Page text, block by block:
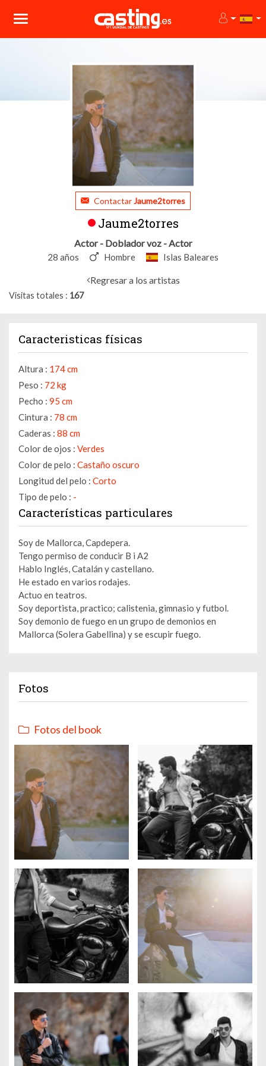
ContactarJaume2torres
Jaume2torres
Actor - Doblador voz - Actor
28 años Hombre Islas Baleares
Regresar a los artistas
Visitas totales 167
Caracteristicas físicas
Altura : 174 cm
Peso : 72 kg
Pecho : 95 cm
Cintura : 78 cm
Caderas : 88 cm
Color de ojos : Verdes
Color de pelo : Castaño oscuro
Longitud del pelo : Corto
Tipo de pelo : -
Características particulares
Soy de Mallorca, Capdepera.
Tengo permiso de conducir B i A2
Hablo Inglés, Catalán y castellano.
He estado en varios rodajes.
Actuo en teatros.
Soy deportista, practico; calistenia, gimnasio y futbol.
Soy demonio de fuego en un grupo de demonios en
Mallorca (Solera Gabellina) y se escupir fuego.
Fotos
Fotos del book